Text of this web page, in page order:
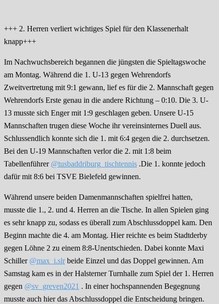
+++ 2. Herren verliert wichtiges Spiel für den Klassenerhalt
knapp+++
Im Nachwuchsbereich begannen die jüngsten die Spieltagswoche
am Montag. Während die 1. U-13 gegen Wehrendorfs
Zweitvertretung mit 9:1 gewann, lief es für die 2. Mannschaft gegen
Wehrendorfs Erste genau in die andere Richtung – 0:10. Die 3. U-
13 musste sich Enger mit 1:9 geschlagen geben. Unsere U-15
Mannschaften trugen diese Woche ihr vereinsinternes Duell aus.
Schlussendlich konnte sich die 1. mit 6:4 gegen die 2. durchsetzen.
Bei den U-19 Mannschaften verlor die 2. mit 1:8 beim
Tabellenführer @tusbaddriburg_tischtennis .Die 1. konnte jedoch
dafür mit 8:6 bei TSVE Bielefeld gewinnen.
Während unsere beiden Damenmannschaften spielfrei hatten,
musste die 1., 2. und 4. Herren an die Tische. In allen Spielen ging
es sehr knapp zu, sodass es überall zum Abschlussdoppel kam. Den
Beginn machte die 4. am Montag. Hier reichte es beim Stadtderby
gegen Löhne 2 zu einem 8:8-Unentschieden. Dabei konnte Maxi
Schiller @max_i.slrbeide Einzel und das Doppel gewinnen. Am
Samstag kam es in der Halsterner Turnhalle zum Spiel der 1. Herren
gegen @sv_greven2021 . In einer hochspannenden Begegnung
musste auch hier das Abschlussdoppel die Entscheidung bringen.